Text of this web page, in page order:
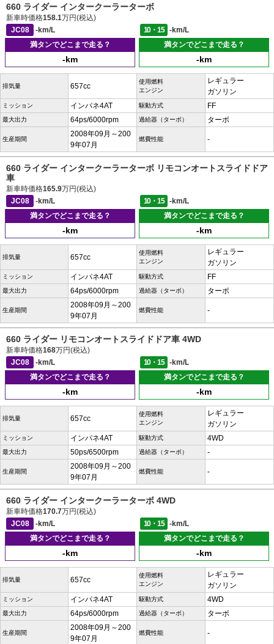
660 ライダー インタークーラーターボ
新車時価格158.1万円(税込)
JC08
-km/L 10・15
-km/L
満タンでどこまで走る？
-km
満タンでどこまで走る？
-km
排気量 657cc
使用燃料
エンジン
レギュラー
ガソリン
ミッション インパネ4AT 駆動方式 FF
最大出力 64ps/6000rpm 過給器（ターボ） ターボ
生産期間
2008年09月～200
9年07月
燃費性能 -
660 ライダー インタークーラーターボ リモコンオートスライドドア
車
新車時価格165.9万円(税込)
JC08
-km/L 10・15
-km/L
満タンでどこまで走る？
-km
満タンでどこまで走る？
-km
排気量 657cc
使用燃料
エンジン
レギュラー
ガソリン
ミッション インパネ4AT 駆動方式 FF
最大出力 64ps/6000rpm 過給器（ターボ） ターボ
生産期間
2008年09月～200
9年07月
燃費性能 -
660 ライダー リモコンオートスライドドア車 4WD
新車時価格168万円(税込)
JC08
-km/L 10・15
-km/L
満タンでどこまで走る？
-km
満タンでどこまで走る？
-km
排気量 657cc
使用燃料
エンジン
レギュラー
ガソリン
ミッション インパネ4AT 駆動方式 4WD
最大出力 50ps/6500rpm 過給器（ターボ） -
生産期間
2008年09月～200
9年07月
燃費性能 -
660 ライダー インタークーラーターボ 4WD
新車時価格170.7万円(税込)
JC08
-km/L 10・15
-km/L
満タンでどこまで走る？
-km
満タンでどこまで走る？
-km
排気量 657cc
使用燃料
エンジン
レギュラー
ガソリン
ミッション インパネ4AT 駆動方式 4WD
最大出力 64ps/6000rpm 過給器（ターボ） ターボ
生産期間
2008年09月～200
9年07月
燃費性能 -